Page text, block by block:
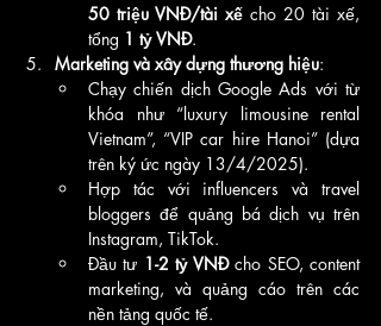
50 triệu VNĐ/tài xế cho 20 tài xế,
tổng 1 tỷ VNĐ.
Marketing và xây dựng thương hiệu:
Chạy chiến dịch Google Ads với từ
khóa như “luxury limousine rental
Vietnam”, “VIP car hire Hanoi” (dựa
trên ký ức ngày 13/4/2025).
Hợp tác với influencers và travel
bloggers để quảng bá dịch vụ trên
Instagram, TikTok.
Đầu tư 1-2 tỷ VNĐ cho SEO, content
marketing, và quảng cáo trên các
nền tảng quốc tế.